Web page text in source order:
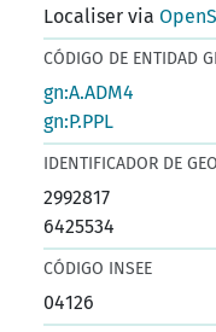
Localiser via
CÓDIGO DE ENTIDAD
gn:A.ADM4
gn:P.PPL
IDENTIFICADOR DE
2992817
6425534
CÓDIGO INSEE
04126